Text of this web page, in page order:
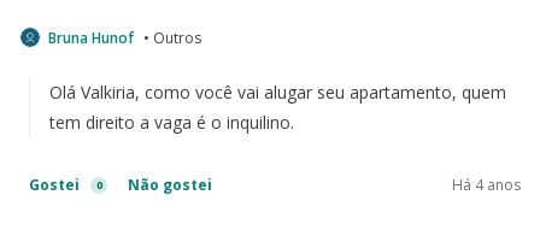
Bruna Hunof • Outros
Olá Valkiria, como você vai alugar seu apartamento, quem
tem direito a vaga é o inquilino.
Gostei 0 Não gostei Há 4 anos